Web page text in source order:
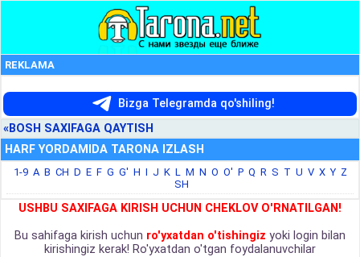
REKLAMA
Bizga Telegramda qo'shiling!
«BOSH SAXIFAGA QAYTISH
HARF YORDAMIDA TARONA IZLASH
1-9 A B CH D E F G G' H I J K L M N O O' P Q R S T U V X Y Z
SH
USHBU SAXIFAGA KIRISH UCHUN CHEKLOV O'RNATILGAN!
Bu sahifaga kirish uchun ro'yxatdan o'tishingiz yoki login bilan
kirishingiz kerak! Ro'yxatdan o'tgan foydalanuvchilar